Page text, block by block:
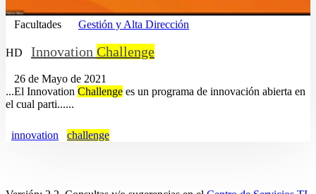
Facultades Gestión y Alta Dirección
HD Innovation Challenge
26 de Mayo de 2021
...El Innovation Challenge es un programa de innovación abierta en
el cual parti......
innovation challenge